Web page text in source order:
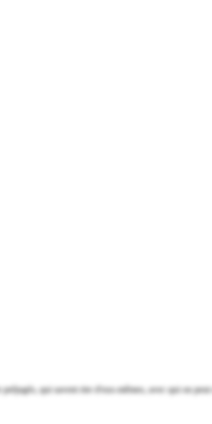
qui savent rire d'eux-mêmes, avec qui on